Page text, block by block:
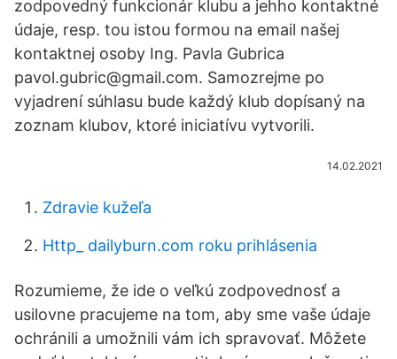
zodpovedný funkcionár klubu a jehho kontaktné
údaje, resp. tou istou formou na email našej
kontaktnej osoby Ing. Pavla Gubrica
pavol.gubric@gmail.com. Samozrejme po
vyjadrení súhlasu bude každý klub dopísaný na
zoznam klubov, ktoré iniciatívu vytvorili.
14.02.2021
Zdravie kužeľa
Http_ dailyburn.com roku prihlásenia
Rozumieme, že ide o veľkú zodpovednosť a
usilovne pracujeme na tom, aby sme vaše údaje
ochránili a umožnili vám ich spravovať. Môžete